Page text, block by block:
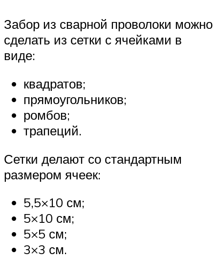
Забор из сварной проволоки можно
сделать из сетки с ячейками в
виде:
квадратов;
прямоугольников;
ромбов;
трапеций.
Сетки делают со стандартным
размером ячеек:
5,5×10 см;
5×10 см;
5×5 см;
3×3 см.